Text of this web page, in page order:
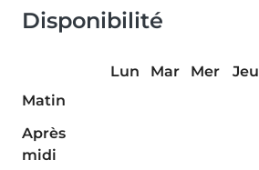
Disponibilité
Lun Mar Mer Jeu
Matin
Après
midi